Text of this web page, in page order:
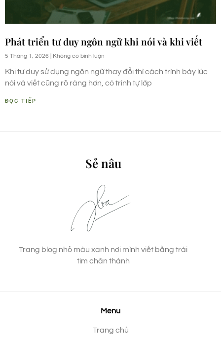
Phát triển tư duy ngôn ngữ khi nói và khi viết
5 Tháng 1, 2026 Không có bình luận
Khi tư duy sử dụng ngôn ngữ thay đổi thì cách trình bày lúc
nói và viết cũng rõ ràng hơn, có trình tự lớp
ĐỌC TIẾP
Sẻ nâu
Trang blog nhỏ màu xanh nơi mình viết bằng trái
tim chân thành
Menu
Trang chủ